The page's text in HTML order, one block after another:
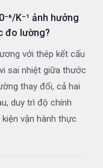
K⁻¹ ảnh hưởng
đo lường?
với thép kết cấu
sai nhiệt giữa thước
thay đổi, cả hai
duy trì độ chính
vận hành thực